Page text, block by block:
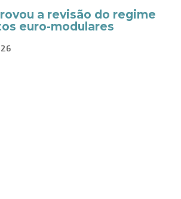
a revisão do regime
euro-modulares